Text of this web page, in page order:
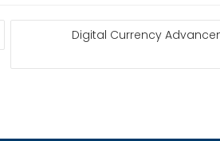
Digital Currency